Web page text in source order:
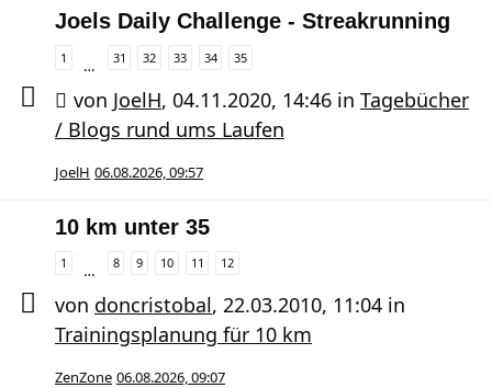
Joels Daily Challenge - Streakrunning
1 … 31 32 33 34 35
von JoelH, 04.11.2020, 14:46 in Tagebücher
/ Blogs rund ums Laufen
JoelH 06.08.2026, 09:57
10 km unter 35
1 … 8 9 10 11 12
von doncristobal, 22.03.2010, 11:04 in
Trainingsplanung für 10 km
ZenZone 06.08.2026, 09:07